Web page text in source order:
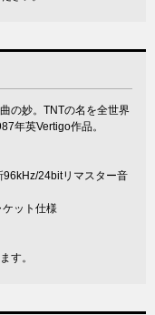
の妙。TNTの名を全世界
年英Vertigo作品。
24bitリマスター音
ット仕様
す。